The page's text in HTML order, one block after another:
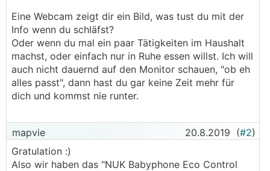
Eine Webcam zeigt dir ein Bild, was tust du mit der
Info wenn du schläfst?
Oder wenn du mal ein paar Tätigkeiten im Haushalt
machst, oder einfach nur in Ruhe essen willst. Ich will
auch nicht dauernd auf den Monitor schauen, "ob eh
alles passt", dann hast du gar keine Zeit mehr für
dich und kommst nie runter.
mapvie 20.8.2019 (#2)
Gratulation :)
Also wir haben das "NUK Babyphone Eco Control